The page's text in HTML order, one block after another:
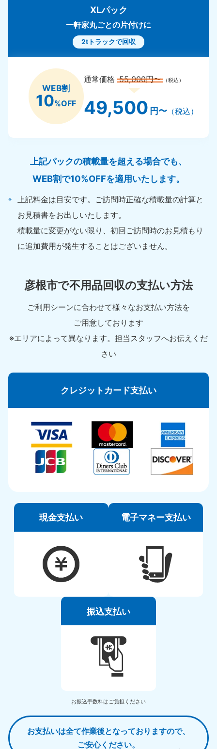
XLパック
一軒家丸ごとの片付けに
2tトラックで回収
WEB割
10%OFF
通常価格55,000円〜 （税込）
49,500 円〜（税込）
上記パックの積載量を超える場合でも、
WEB割で10%OFFを適用いたします。
上記料金は目安です。ご訪問時正確な積載量の計算と
お見積書をお出しいたします。
積載量に変更がない限り、初回ご訪問時のお見積もり
に追加費用が発生することはございません。
彦根市で不用品回収の支払い方法
ご利用シーンに合わせて様々なお支払い方法を
ご用意しております
※エリアによって異なります。担当スタッフへお伝えくだ
さい
クレジットカード支払い
現金支払い 電子マネー支払い
振込支払い
お振込手数料はご負担ください
お支払いは全て作業後となっておりますので、
ご安心ください。